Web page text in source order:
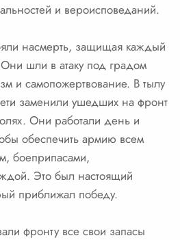
и вероисповеданий.
насмерть, защищая каждый
шли в атаку под градом
и самопожертвование. В тылу
заменили ушедших на фронт
Они работали день и
обеспечить армию всем
боеприпасами,
Это был настоящий
приближал победу.
фронту все свои запасы